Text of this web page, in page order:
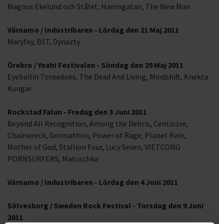
Magnus Ekelund och Stålet, Hamngatan, The New Man
Värnamo / Industribaren - Lördag den 21 Maj 2011
Maryfay, BST, Dynazty
Örebro / Yeah! Festivalen - Söndag den 29 Maj 2011
Eyeballin Torpedoes, The Dead And Living, Mindshift, Knekta
Kungar
Rockstad Falun - Fredag den 3 Juni 2011
Beyond All Recognition, Among the Debris, Centicore,
Chainwreck, Gormathon, Power of Rage, Planet Rain,
Mother of God, Stallion Four, Lucy Seven, VIETCONG
PORNSÜRFERS, Matuschka
Värnamo / Industribaren - Lördag den 4 Juni 2011
Sölvesborg / Sweden Rock Festival - Torsdag den 9 Juni
2011